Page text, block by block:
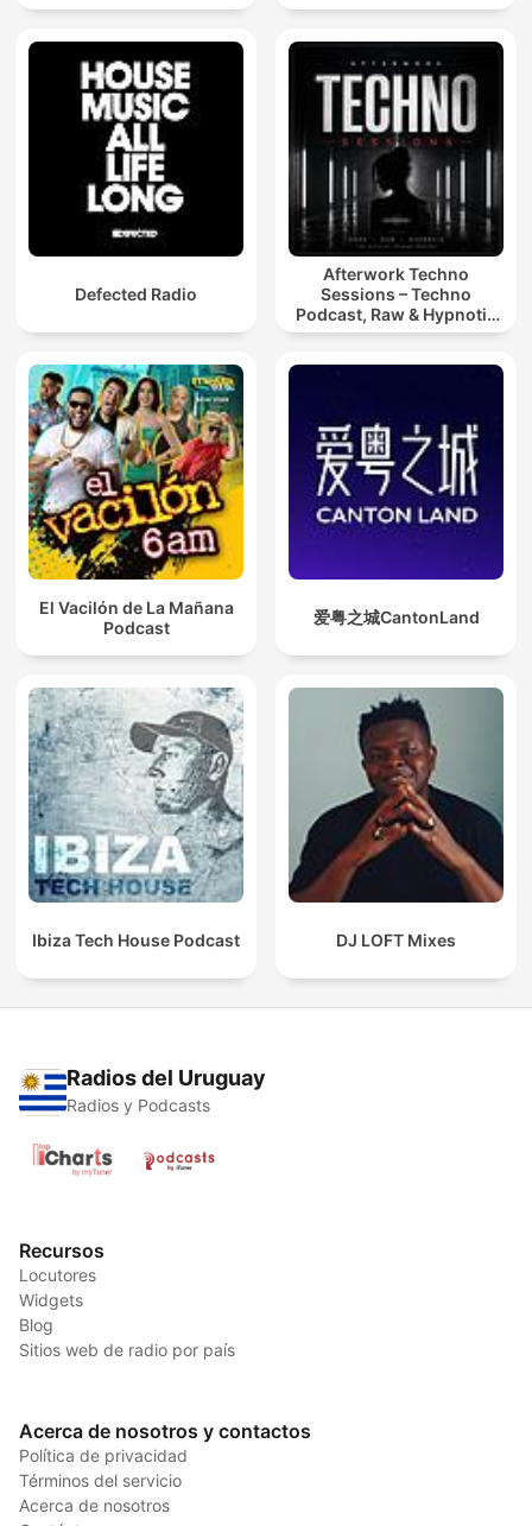
Defected Radio
Afterwork Techno
Sessions – Techno
Podcast, Raw & Hypnotic
Techno Mixes
El Vacilón de La Mañana
Podcast
爱粤之城CantonLand
Ibiza Tech House Podcast DJ LOFT Mixes
Radios del Uruguay
Radios y Podcasts
Recursos
Locutores
Widgets
Blog
Sitios web de radio por país
Acerca de nosotros y contactos
Política de privacidad
Términos del servicio
Acerca de nosotros